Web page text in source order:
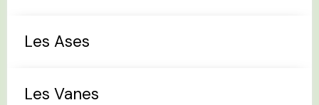
Les Ases
Les Vanes